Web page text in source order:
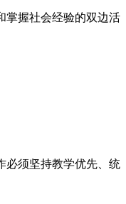
握社会经验的双边活
须坚持教学优先、统